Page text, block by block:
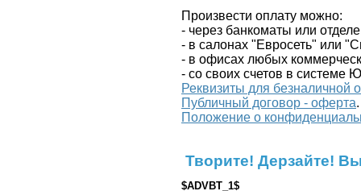
Произвести оплату можно:
- через банкоматы или
- в салонах "Евросеть" или
- в офисах любых
- со своих счетов в системе
Реквизиты для безналичной
Публичный договор - оферта.
Положение о
Творите! Дерзайте!
$ADVBT_1$